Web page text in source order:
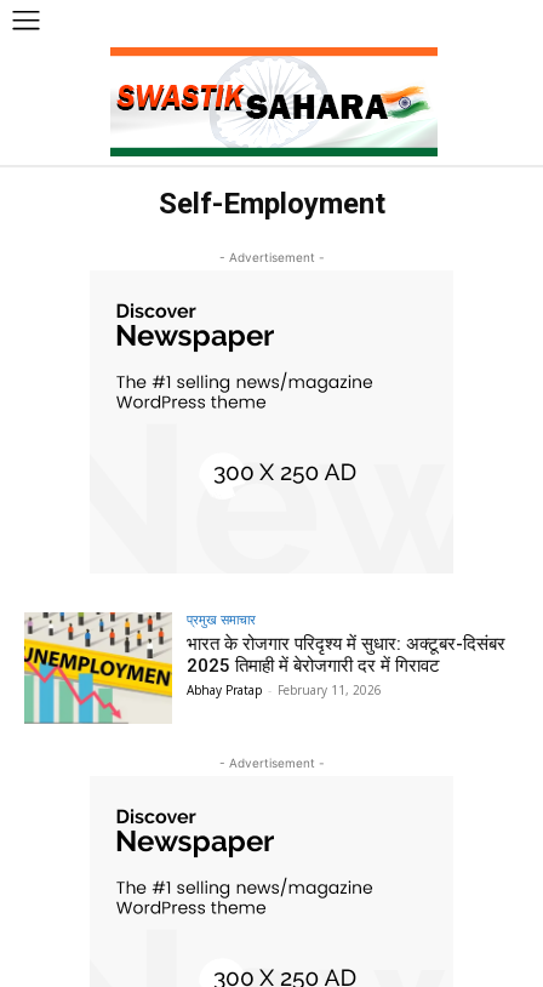
Self-Employment
- Advertisement -
प्रमुख समाचार‎
भारत के रोजगार परिदृश्य में सुधार: अक्टूबर-दिसंबर
2025 तिमाही में बेरोजगारी दर में गिरावट
Abhay Pratap - February 11, 2026
- Advertisement -